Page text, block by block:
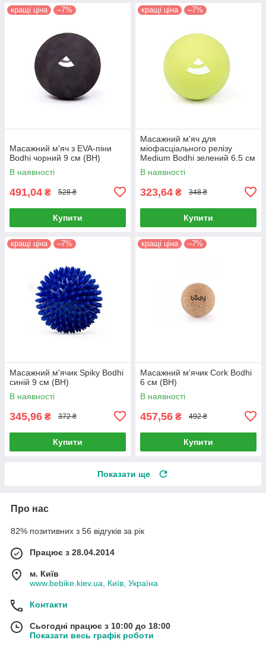
кращі ціна –7%
Масажний м'яч з EVA-піни
Bodhi чорний 9 см (BH)
В наявності
491,04 ₴ 528 ₴
Купити
кращі ціна –7%
Масажний м'яч для
міофасціального релізу
Medium Bodhi зелений 6.5 см
(BH)
В наявності
323,64 ₴ 348 ₴
Купити
кращі ціна –7%
Масажний м'ячик Spiky Bodhi
синій 9 см (BH)
В наявності
345,96 ₴ 372 ₴
Купити
кращі ціна –7%
Масажний м'ячик Cork Bodhi
6 см (BH)
В наявності
457,56 ₴ 492 ₴
Купити
Показати ще
Про нас
82% позитивних з 56 відгуків за рік
Працює з 28.04.2014
м. Київ
www.bebike.kiev.ua, Київ, Україна
Контакти
Сьогодні працює з 10:00 до 18:00
Показати весь графік роботи